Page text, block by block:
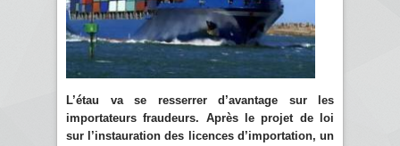
L’étau va se resserrer d’avantage sur les
importateurs fraudeurs. Après le projet de loi
sur l’instauration des licences d’importation, un